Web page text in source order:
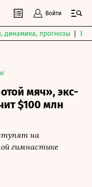
Войти
динамика, прогнозы
мяч», экс-
$100 млн
на
гимнастике